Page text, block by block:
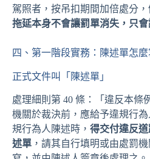
駕照者，按吊扣期間加倍處分，
拖延本身不會讓罰單消失，只會
四、第一階段實務：陳述單怎
正式文件叫「陳述單」
處理細則第 40 條：「違反本條
機關於裁決前，應給予違規行
規行為人陳述時， 得交付違反
述單 ，請其自行填明或由處罰